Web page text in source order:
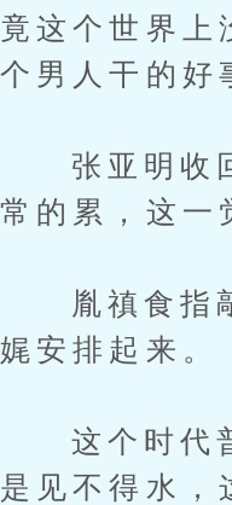
这个世界上
男人干的好
亚明收回意
的累，这一
禛食指敲着
安排起来。
个时代普通
见不得水，